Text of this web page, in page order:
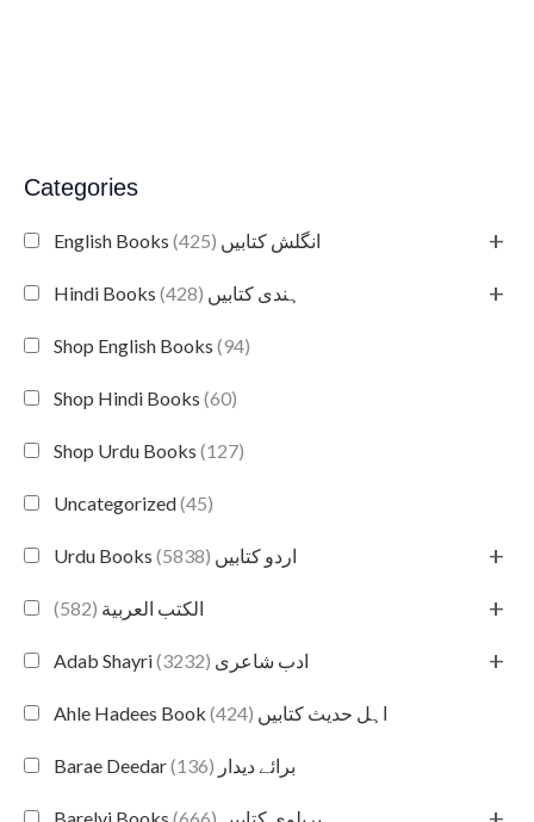
Categories
English Books انگلش کتابیں (425) +
Hindi Books ہندی کتابیں (428) +
Shop English Books (94)
Shop Hindi Books (60)
Shop Urdu Books (127)
Uncategorized(45)
Urdu Books اردو کتابیں (5838) +
الكتب العربية (582) +
Adab Shayri ادب شاعری (3232) +
Ahle Hadees Book اہل حدیث کتابیں (424)
Barae Deedar برائے دیدار (136)